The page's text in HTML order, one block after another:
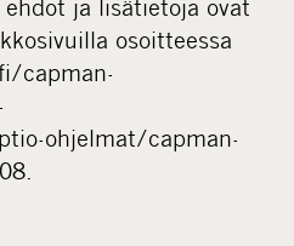
ja lisätietoja ovat
osoitteessa
capman-
ohjelmat/capman-